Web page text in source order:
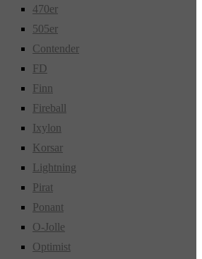
470er
505er
Contender
FD
Finn
Fireball
Ixylon
Korsar
Lightning
Pirat
Ponant
O-Jolle
Optimist